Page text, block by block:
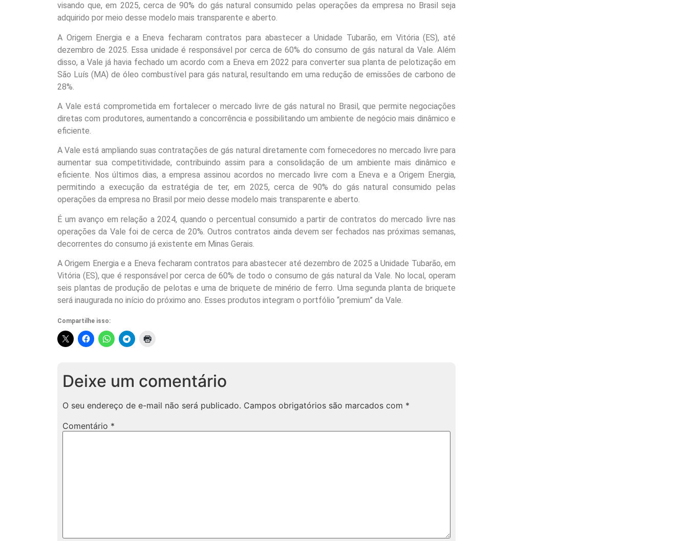
visando que, em 2025, cerca de 90% do gás natural consumido pelas operações da empresa no Brasil seja
adquirido por meio desse modelo mais transparente e aberto.
A Origem Energia e a Eneva fecharam contratos para abastecer a Unidade Tubarão, em Vitória (ES), até
dezembro de 2025. Essa unidade é responsável por cerca de 60% do consumo de gás natural da Vale. Além
disso, a Vale já havia fechado um acordo com a Eneva em 2022 para converter sua planta de pelotização em
São Luís (MA) de óleo combustível para gás natural, resultando em uma redução de emissões de carbono de
28%.
A Vale está comprometida em fortalecer o mercado livre de gás natural no Brasil, que permite negociações
diretas com produtores, aumentando a concorrência e possibilitando um ambiente de negócio mais dinâmico e
eficiente.
A Vale está ampliando suas contratações de gás natural diretamente com fornecedores no mercado livre para
aumentar sua competitividade, contribuindo assim para a consolidação de um ambiente mais dinâmico e
eficiente. Nos últimos dias, a empresa assinou acordos no mercado livre com a Eneva e a Origem Energia,
permitindo a execução da estratégia de ter, em 2025, cerca de 90% do gás natural consumido pelas
operações da empresa no Brasil por meio desse modelo mais transparente e aberto.
É um avanço em relação a 2024, quando o percentual consumido a partir de contratos do mercado livre nas
operações da Vale foi de cerca de 20%. Outros contratos ainda devem ser fechados nas próximas semanas,
decorrentes do consumo já existente em Minas Gerais.
A Origem Energia e a Eneva fecharam contratos para abastecer até dezembro de 2025 a Unidade Tubarão, em
Vitória (ES), que é responsável por cerca de 60% de todo o consumo de gás natural da Vale. No local, operam
seis plantas de produção de pelotas e uma de briquete de minério de ferro. Uma segunda planta de briquete
será inaugurada no início do próximo ano. Esses produtos integram o portfólio “premium” da Vale.
Compartilhe isso:
Deixe um comentário
O seu endereço de e-mail não será publicado. Campos obrigatórios são marcados com *
Comentário *